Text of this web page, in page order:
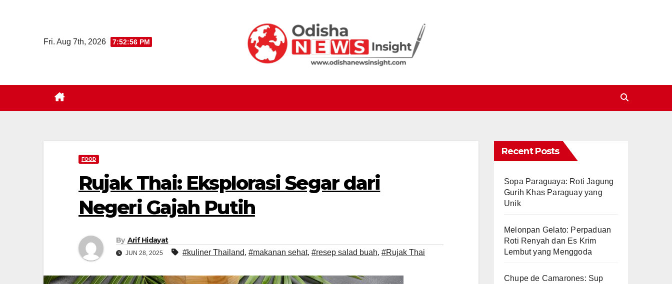
Fri. Aug 7th, 2026 7:52:57 PM
FOOD
Rujak Thai: Eksplorasi Segar dari
Negeri Gajah Putih
By Arif Hidayat
JUN 28, 2025 #kuliner Thailand, #makanan sehat, #resep salad buah, #Rujak Thai
Recent Posts
Sopa Paraguaya: Roti Jagung
Gurih Khas Paraguay yang
Unik
Melonpan Gelato: Perpaduan
Roti Renyah dan Es Krim
Lembut yang Menggoda
Chupe de Camarones: Sup